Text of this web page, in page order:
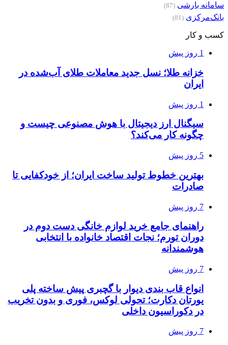
سامانه بارشی (87)
بانک‌مرکزی (81)
کسب و کار
1 روز پیش
خزانه طلا؛ نسل جدید معاملات طلای آب‌شده در
ایران
1 روز پیش
سیگنال ارز دیجیتال با هوش مصنوعی چیست و
چگونه کار می‌کند؟
5 روز پیش
بهترین خطوط تولید ساخت ایران؛ از خودکفایی تا
صادرات
7 روز پیش
راهنمای جامع خرید لوازم خانگی دست دوم در
دوران تورم؛ نجات اقتصاد خانواده با انتخابی
هوشمندانه
7 روز پیش
انواع قاب بندی دیوار با گچبری پیش ساخته پلی
یورتان دکارت؛ تحولی لوکس، فوری و بدون تخریب
در دکوراسیون داخلی
7 روز پیش